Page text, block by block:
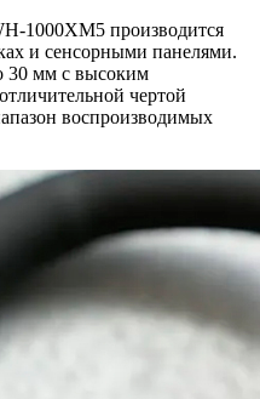
1000XM5 производится
и сенсорными панелями.
30 мм с высоким
чертой
воспроизводимых